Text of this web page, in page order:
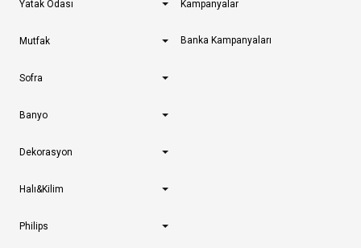
Yatak Odası
Mutfak
Sofra
Banyo
Dekorasyon
Halı&Kilim
Philips
Kampanyalar
Banka Kampanyaları